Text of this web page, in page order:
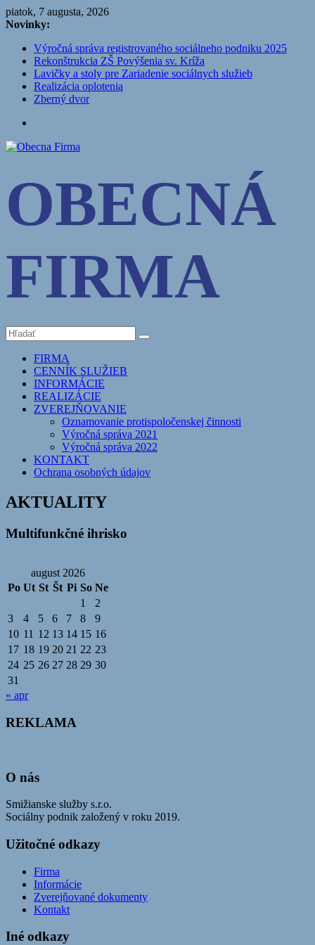
Přeskočit
na
piatok, 7 augusta, 2026
Novinky:
Výročná správa registrovaného sociálneho podniku 2025
Rekonštrukcia ZŠ Povýšenia sv. Kríža
Lavičky a stoly pre Zariadenie sociálnych služieb
Realizácia oplotenia
Zberný dvor
Firma
Smižianske
služby
OBECNÁ
FIRMA
FIRMA
CENNÍK SLUŽIEB
INFORMÁCIE
REALIZÁCIE
ZVEREJŇOVANIE
Oznamovanie protispoločenskej činnosti
Výročná správa 2021
Výročná správa 2022
KONTAKT
Ochrana osobných údajov
AKTUALITY
Multifunkčné ihrisko
august 2026
Po Ut St Št Pi So Ne
1
2
3
4 5 6 7 8
9
10 11 12 13 14 15 16
17 18 19 20 21 22 23
24 25 26 27 28 29 30
31
« apr
REKLAMA
O nás
Smižianske služby s.r.o.
Sociálny podnik založený v roku 2019.
Užitočné odkazy
Firma
Informácie
Zverejňované dokumenty
Kontakt
Iné odkazy